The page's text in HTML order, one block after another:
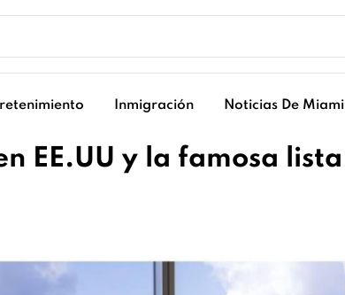
Inmigración Noticias De Miami
EE.UU y la famosa lista